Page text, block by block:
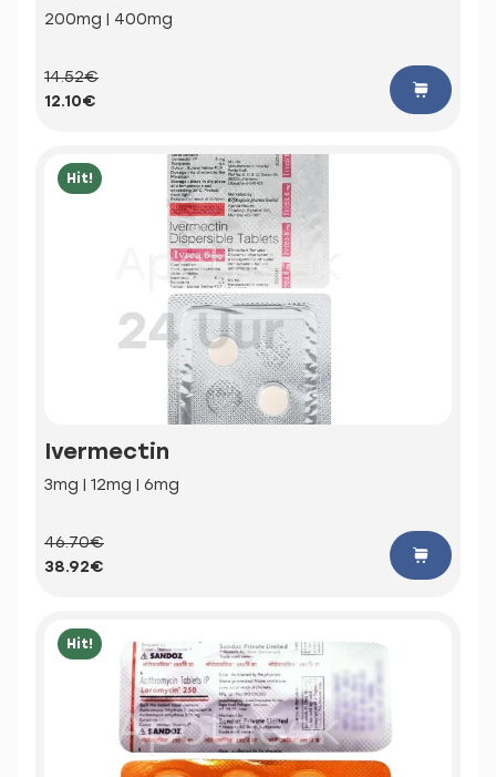
200mg | 400mg
14.52€
12.10€
Hit!
Ivermectin
3mg | 12mg | 6mg
46.70€
38.92€
Hit!